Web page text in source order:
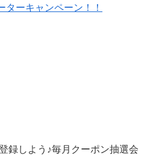
ーキャンペーン！！
録しよう♪毎月クーポン抽選会